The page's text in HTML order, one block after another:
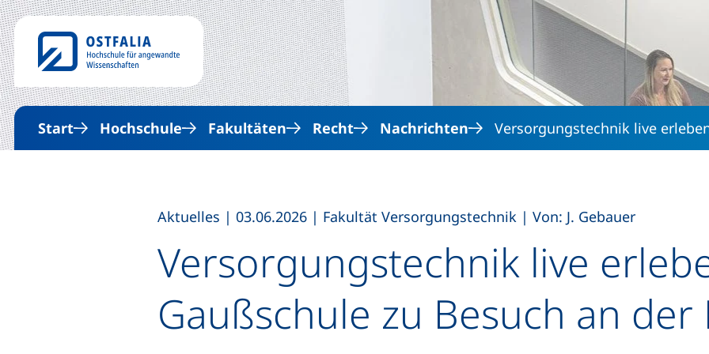
Direkt zum Inhalt
Start Hochschule Fakultäten Recht Nachrichten Versorgungstechnik live
Versorgungstechnik live
Gaußschule zu Besuch an der
Aktuelles | 03.06.2026 | Fakultät Versorgungstechnik | Von: J. Gebauer